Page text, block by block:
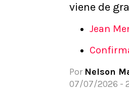
Pronósticos
Apuesta del día
viene de
Jean
Por Nelson
07/07/2026 -